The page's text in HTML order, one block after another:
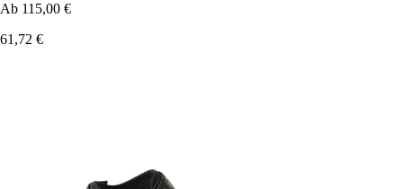
Ab 115,00 €
61,72 €